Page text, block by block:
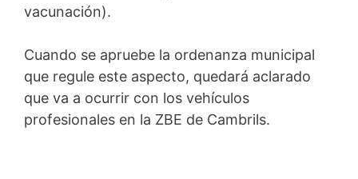
vacunación).
Cuando se apruebe la ordenanza municipal
que regule este aspecto, quedará aclarado
que va a ocurrir con los vehículos
profesionales en la ZBE de Cambrils.